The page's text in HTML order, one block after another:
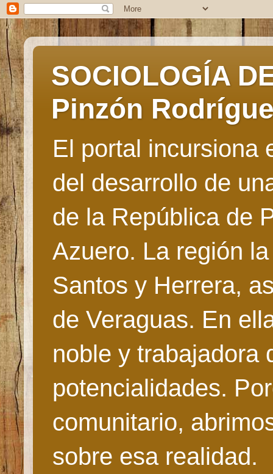
SOCIOLOGÍA
Pinzón
El portal incursiona
del desarrollo de
de la República de
Azuero. La región
Santos y Herrera,
de Veraguas. En
noble y trabajadora
potencialidades.
comunitario,
sobre esa realidad.